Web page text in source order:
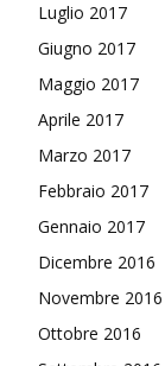
Luglio 2017
Giugno 2017
Maggio 2017
Aprile 2017
Marzo 2017
Febbraio 2017
Gennaio 2017
Dicembre 2016
Novembre 2016
Ottobre 2016